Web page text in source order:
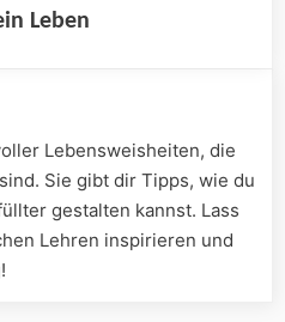
Leben
Lebensweisheiten, die
Sie gibt dir Tipps, wie du
gestalten kannst. Lass
Lehren inspirieren und